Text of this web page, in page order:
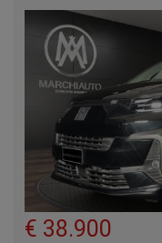
€ 38.900